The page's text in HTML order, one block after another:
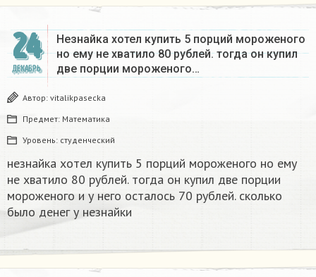
24
ДЕКАБРЬ
Незнайка хотел купить 5 порций мороженого
но ему не хватило 80 рублей. тогда он купил
две порции мороженого…
Автор: vitalikpasecka
Предмет: Математика
Уровень: студенческий
незнайка хотел купить 5 порций мороженого но ему
не хватило 80 рублей. тогда он купил две порции
мороженого и у него осталось 70 рублей. сколько
было денег у незнайки